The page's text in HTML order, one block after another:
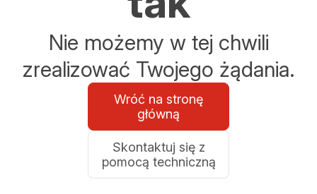
Nie możemy w tej chwili
zrealizować Twojego żądania.
Wróć na stronę
główną
Skontaktuj się z
pomocą techniczną